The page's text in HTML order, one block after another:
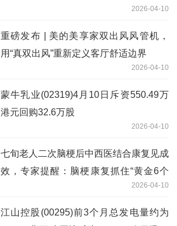
2026-04-10
重磅发布 | 美的美享家双出风风管机，
用“真双出风”重新定义客厅舒适边界
2026-04-10
蒙牛乳业(02319)4月10日斥资550.49万
港元回购32.6万股
2026-04-10
七旬老人二次脑梗后中西医结合康复见成
效，专家提醒：脑梗康复抓住“黄金6个
2026-04-10
江山控股(00295)前3个月总发电量约为